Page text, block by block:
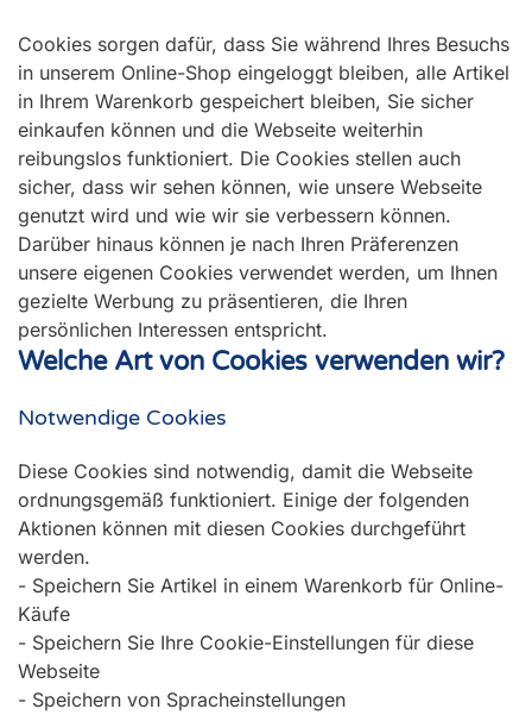
Cookies sorgen dafür, dass Sie während Ihres Besuchs
in unserem Online-Shop eingeloggt bleiben, alle Artikel
in Ihrem Warenkorb gespeichert bleiben, Sie sicher
einkaufen können und die Webseite weiterhin
reibungslos funktioniert. Die Cookies stellen auch
sicher, dass wir sehen können, wie unsere Webseite
genutzt wird und wie wir sie verbessern können.
Darüber hinaus können je nach Ihren Präferenzen
unsere eigenen Cookies verwendet werden, um Ihnen
gezielte Werbung zu präsentieren, die Ihren
persönlichen Interessen entspricht.
Welche Art von Cookies verwenden wir?
Notwendige Cookies
Diese Cookies sind notwendig, damit die Webseite
ordnungsgemäß funktioniert. Einige der folgenden
Aktionen können mit diesen Cookies durchgeführt
werden.
- Speichern Sie Artikel in einem Warenkorb für Online-
Käufe
- Speichern Sie Ihre Cookie-Einstellungen für diese
Webseite
- Speichern von Spracheinstellungen